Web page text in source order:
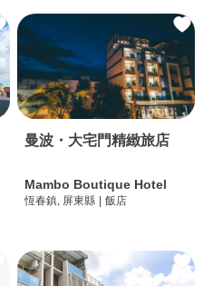
曼波・大宅門精緻旅店
Mambo Boutique Hotel
恆春鎮, 屏東縣 飯店